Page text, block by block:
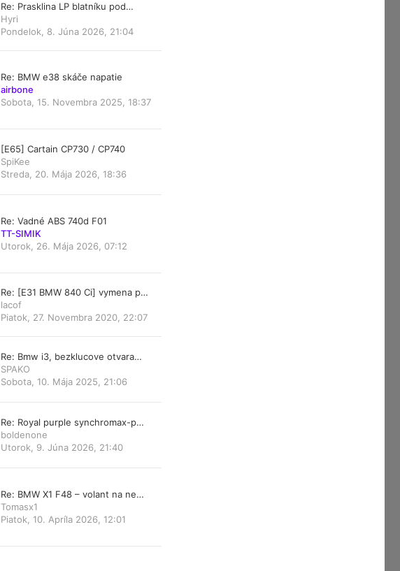
Re: Prasklina LP blatníku pod…
Hyri
Pondelok, 8. Júna 2026, 21:04
Re: BMW e38 skáče napatie
airbone
Sobota, 15. Novembra 2025, 18:37
[E65] Cartain CP730 / CP740
SpiKee
Streda, 20. Mája 2026, 18:36
Re: Vadné ABS 740d F01
TT-SIMIK
Utorok, 26. Mája 2026, 07:12
Re: [E31 BMW 840 Ci] vymena p…
lacof
Piatok, 27. Novembra 2020, 22:07
Re: Bmw i3, bezklucove otvara…
SPAKO
Sobota, 10. Mája 2025, 21:06
Re: Royal purple synchromax-p…
boldenone
Utorok, 9. Júna 2026, 21:40
Re: BMW X1 F48 – volant na ne…
Tomasx1
Piatok, 10. Apríla 2026, 12:01